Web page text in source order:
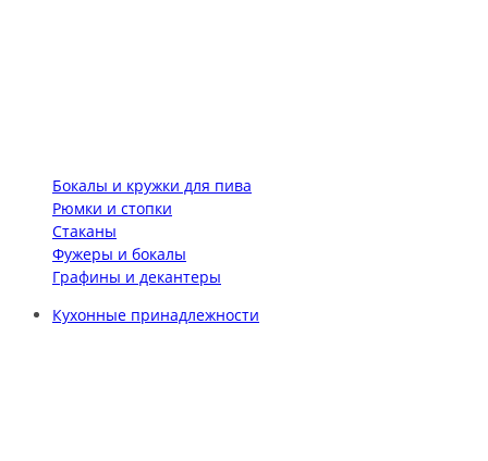
Бокалы и кружки для пива
Рюмки и стопки
Стаканы
Фужеры и бокалы
Графины и декантеры
Кухонные принадлежности